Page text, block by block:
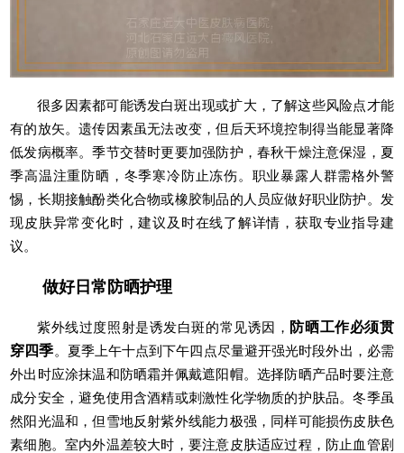
很多因素都可能诱发白斑出现或扩大，了解这些风险点才能
有的放矢。遗传因素虽无法改变，但后天环境控制得当能显著降
低发病概率。季节交替时更要加强防护，春秋干燥注意保湿，夏
季高温注重防晒，冬季寒冷防止冻伤。职业暴露人群需格外警
惕，长期接触酚类化合物或橡胶制品的人员应做好职业防护。发
现皮肤异常变化时，建议及时在线了解详情，获取专业指导建
议。
做好日常防晒护理
紫外线过度照射是诱发白斑的常见诱因， 防晒工作必须贯
穿四季。夏季上午十点到下午四点尽量避开强光时段外出，必需
外出时应涂抹温和防晒霜并佩戴遮阳帽。选择防晒产品时要注意
成分安全，避免使用含酒精或刺激性化学物质的护肤品。冬季虽
然阳光温和，但雪地反射紫外线能力极强，同样可能损伤皮肤色
素细胞。室内外温差较大时，要注意皮肤适应过程，防止血管剧